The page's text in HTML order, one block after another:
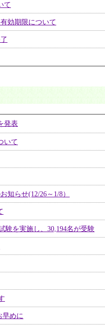
て
効期限について
発表
いて
知らせ(12/26～1/8）
験を実施し、30,194名が受験
早めに